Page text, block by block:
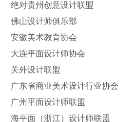
绝对贵州创意设计联盟
佛山设计师俱乐部
安徽美术教育协会
大连平面设计师协会
关外设计联盟
广东省商业美术设计行业协会
广州平面设计师联盟
海平面（浙江）设计师联盟